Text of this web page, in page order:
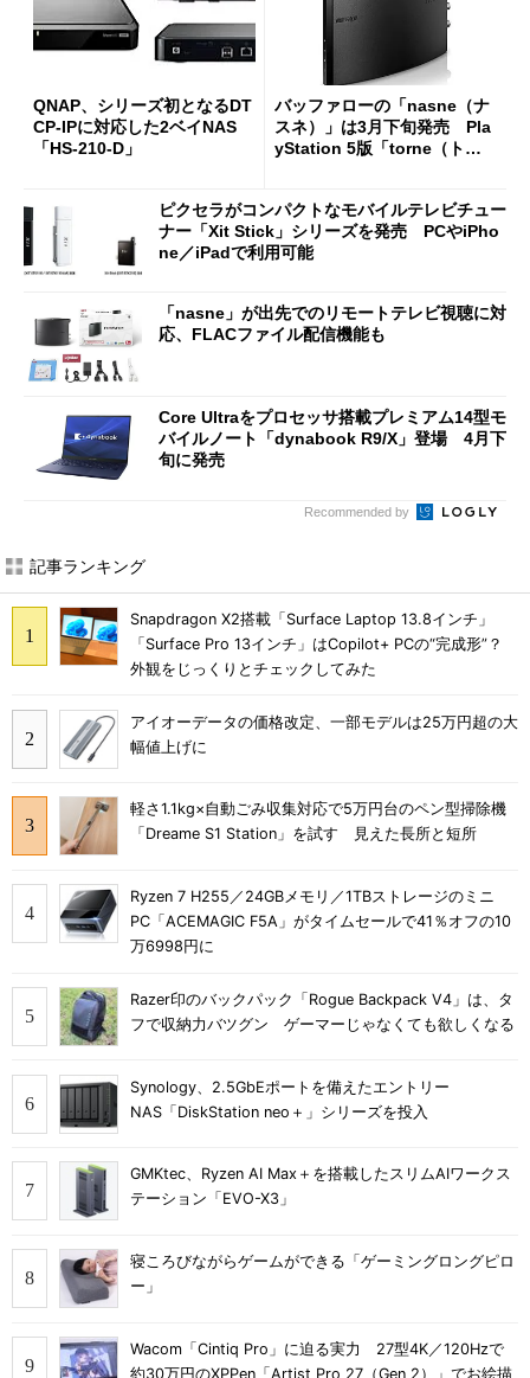
QNAP、シリーズ初となるDT
CP-IPに対応した2ベイNAS
「HS-210-D」
バッファローの「nasne（ナ
スネ）」は3月下旬発売 Pla
yStation 5版「torne（トル
ピクセラがコンパクトなモバイルテレビチュー
ナー「Xit Stick」シリーズを発売 PCやiPho
ne／iPadで利用可能
「nasne」が出先でのリモートテレビ視聴に対
応、FLACファイル配信機能も
Core Ultraをプロセッサ搭載プレミアム14型モ
バイルノート「dynabook R9/X」登場 4月下
旬に発売
Recommended by
記事ランキング
Snapdragon X2搭載「Surface Laptop 13.8インチ」
「Surface Pro 13インチ」はCopilot+ PCの“完成形”？
外観をじっくりとチェックしてみた
アイオーデータの価格改定、一部モデルは25万円超の大
幅値上げに
軽さ1.1kg×自動ごみ収集対応で5万円台のペン型掃除機
「Dreame S1 Station」を試す 見えた長所と短所
Ryzen 7 H255／24GBメモリ／1TBストレージのミニ
PC「ACEMAGIC F5A」がタイムセールで41％オフの10
万6998円に
Razer印のバックパック「Rogue Backpack V4」は、タ
フで収納力バツグン ゲーマーじゃなくても欲しくなる
Synology、2.5GbEポートを備えたエントリー
NAS「DiskStation neo＋」シリーズを投入
GMKtec、Ryzen AI Max＋を搭載したスリムAIワークス
テーション「EVO-X3」
寝ころびながらゲームができる「ゲーミングロングピロ
ー」
Wacom「Cintiq Pro」に迫る実力 27型4K／120Hzで
約30万円のXPPen「Artist Pro 27（Gen 2）」でお絵描